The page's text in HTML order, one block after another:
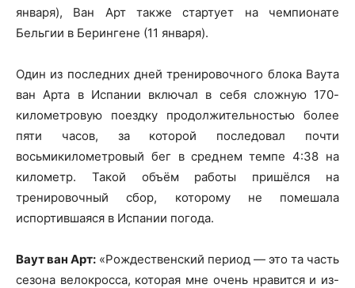
января), Ван Арт также стартует на чемпионате
Бельгии в Берингене (11 января).
Один из последних дней тренировочного блока Ваута
ван Арта в Испании включал в себя сложную 170-
километровую поездку продолжительностью более
пяти часов, за которой последовал почти
восьмикилометровый бег в среднем темпе 4:38 на
километр. Такой объём работы пришёлся на
тренировочный сбор, которому не помешала
испортившаяся в Испании погода.
Ваут ван Арт: «Рождественский период — это та часть
сезона велокросса, которая мне очень нравится и из-